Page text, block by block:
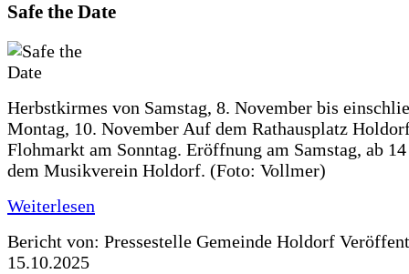
Safe the Date
Herbstkirmes von Samstag, 8. November bis
Montag, 10. November Auf dem Rathausplatz
Flohmarkt am Sonntag. Eröffnung am Samstag, ab
dem Musikverein Holdorf. (Foto: Vollmer)
Weiterlesen
Bericht von: Pressestelle Gemeinde Holdorf
15.10.2025